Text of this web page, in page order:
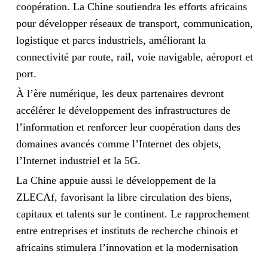
coopération. La Chine soutiendra les efforts africains
pour développer réseaux de transport, communication,
logistique et parcs industriels, améliorant la
connectivité par route, rail, voie navigable, aéroport et
port.
À l’ère numérique, les deux partenaires devront
accélérer le développement des infrastructures de
l’information et renforcer leur coopération dans des
domaines avancés comme l’Internet des objets,
l’Internet industriel et la 5G.
La Chine appuie aussi le développement de la
ZLECAf, favorisant la libre circulation des biens,
capitaux et talents sur le continent. Le rapprochement
entre entreprises et instituts de recherche chinois et
africains stimulera l’innovation et la modernisation